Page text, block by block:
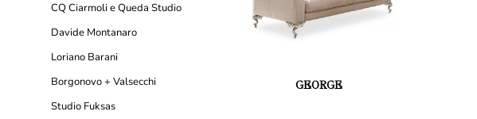
CQ Ciarmoli e Queda Studio
Davide Montanaro
Loriano Barani
Borgonovo + Valsecchi
Studio Fuksas
GEORGE